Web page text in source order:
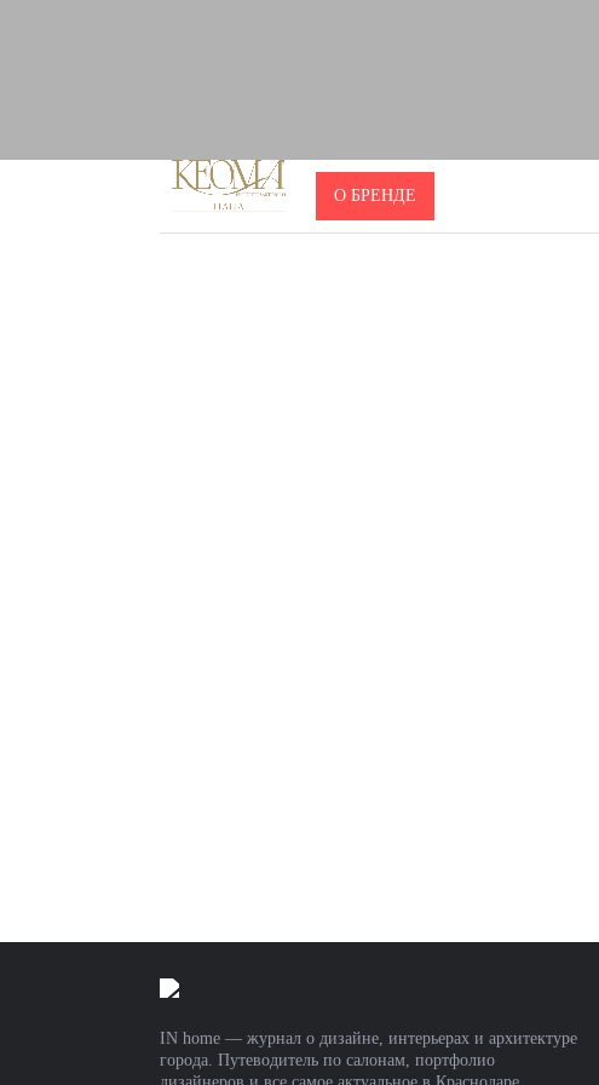
О БРЕНДЕ
IN home — журнал о дизайне, интерьерах и архитектуре
города. Путеводитель по салонам, портфолио